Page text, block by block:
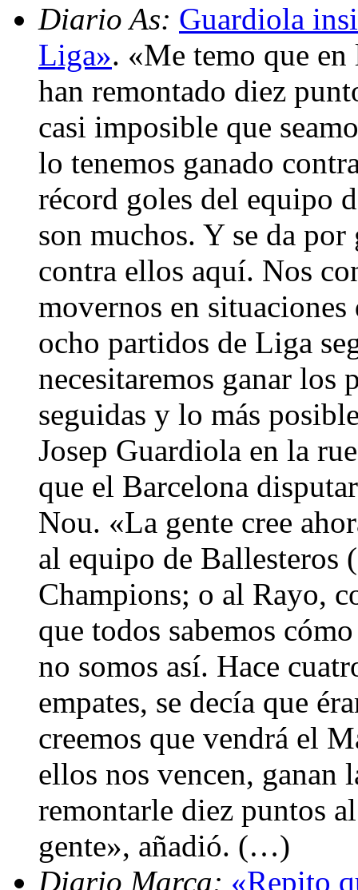
Diario As: Guardiola
Liga». «Me temo que
han remontado diez
casi imposible que
lo tenemos ganado
récord goles del equipo
son muchos. Y se da
contra ellos aquí. Nos
movernos en situaciones
ocho partidos de Liga
necesitaremos ganar los
seguidas y lo más
Josep Guardiola en la
que el Barcelona
Nou. «La gente cree
al equipo de Ballesteros
Champions; o al Rayo,
que todos sabemos
no somos así. Hace
empates, se decía que
creemos que vendrá el
ellos nos vencen, ganan
remontarle diez puntos
gente», añadió. (…)
Diario Marca: «Repito